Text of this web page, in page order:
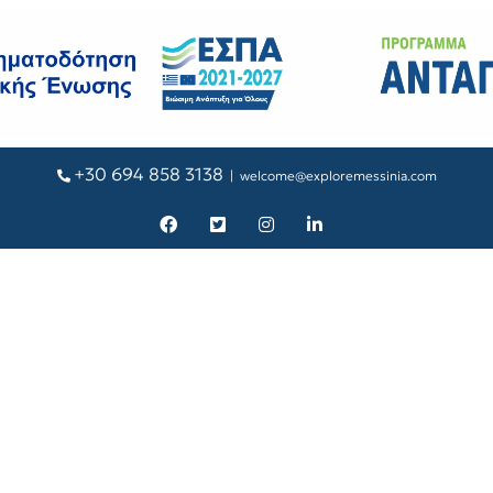
+30 694 858 3138 | welcome@exploremessinia.com
Facebook
X InstagramLinkedIn